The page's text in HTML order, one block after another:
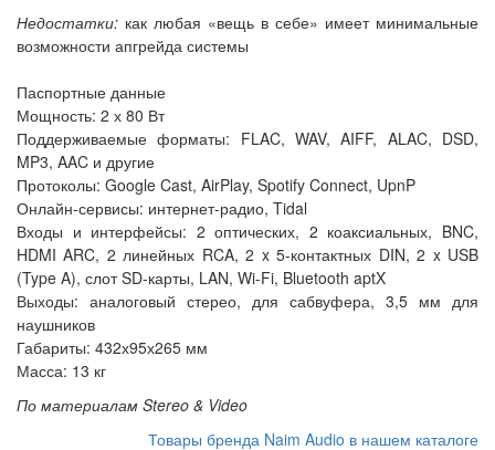
Недостатки: как любая «вещь в себе» имеет минимальные
возможности апгрейда системы
Паспортные данные
Мощность: 2 х 80 Вт
Поддерживаемые форматы: FLAC, WAV, AIFF, ALAC, DSD,
MP3, AAC и другие
Протоколы: Google Cast, AirPlay, Spotify Connect, UpnP
Онлайн-сервисы: интернет-радио, Tidal
Входы и интерфейсы: 2 оптических, 2 коаксиальных, BNC,
HDMI ARC, 2 линейных RCA, 2 x 5-контактных DIN, 2 x USB
(Type A), слот SD-карты, LAN, Wi-Fi, Bluetooth aptX
Выходы: аналоговый стерео, для сабвуфера, 3,5 мм для
наушников
Габариты: 432х95х265 мм
Масса: 13 кг
По материалам Stereo & Video
Товары бренда Naim Audio в нашем каталоге